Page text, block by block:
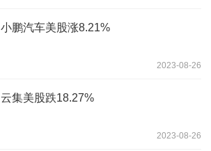
小鹏汽车美股涨8.21%
2023-08-26
云集美股跌18.27%
2023-08-26